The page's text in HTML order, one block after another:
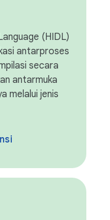
(HIDL)
antarproses
secara
antarmuka
melalui jenis